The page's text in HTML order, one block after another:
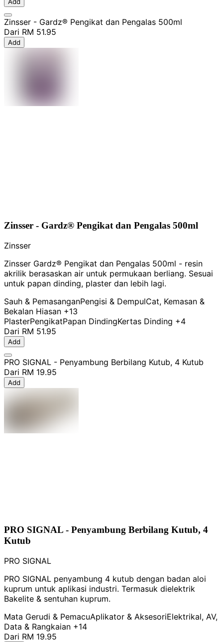
Zinsser - Gardz® Pengikat dan Pengalas 500ml
Dari RM 51.95
Add
Zinsser - Gardz® Pengikat dan Pengalas 500ml
Zinsser
Zinsser Gardz® Pengikat dan Pengalas 500ml - resin
akrilik berasaskan air untuk permukaan berliang. Sesuai
untuk papan dinding, plaster dan lebih lagi.
Sauh & PemasanganPengisi & DempulCat, Kemasan &
Bekalan Hiasan +13
PlasterPengikatPapan DindingKertas Dinding +4
Dari RM 51.95
Add
PRO SIGNAL - Penyambung Berbilang Kutub, 4 Kutub
Dari RM 19.95
Add
PRO SIGNAL - Penyambung Berbilang Kutub, 4
Kutub
PRO SIGNAL
PRO SIGNAL penyambung 4 kutub dengan badan aloi
kuprum untuk aplikasi industri. Termasuk dielektrik
Bakelite & sentuhan kuprum.
Mata Gerudi & PemacuAplikator & AksesoriElektrikal, AV,
Data & Rangkaian +14
Dari RM 19.95